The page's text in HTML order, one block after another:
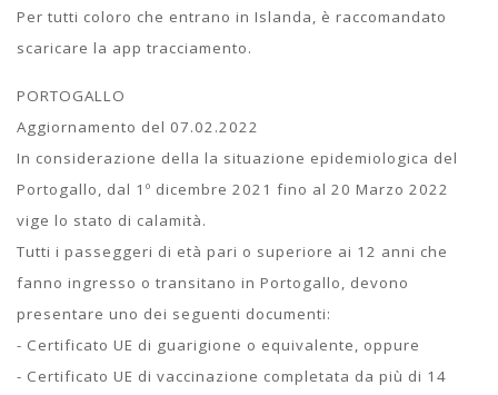
Per tutti coloro che entrano in Islanda, è raccomandato
scaricare la app tracciamento.
PORTOGALLO
Aggiornamento del 07.02.2022
In considerazione della la situazione epidemiologica del
Portogallo, dal 1º dicembre 2021 fino al 20 Marzo 2022
vige lo stato di calamità.
Tutti i passeggeri di età pari o superiore ai 12 anni che
fanno ingresso o transitano in Portogallo, devono
presentare uno dei seguenti documenti:
- Certificato UE di guarigione o equivalente, oppure
- Certificato UE di vaccinazione completata da più di 14